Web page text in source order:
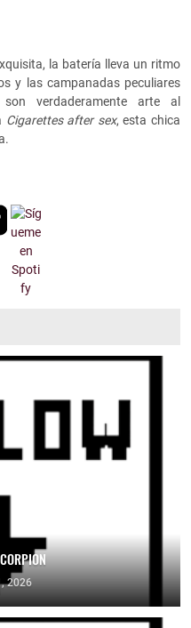
la batería lleva un ritmo
y las campanadas peculiares
verdaderamente arte al
Cigarettes after sex, esta chica
2026